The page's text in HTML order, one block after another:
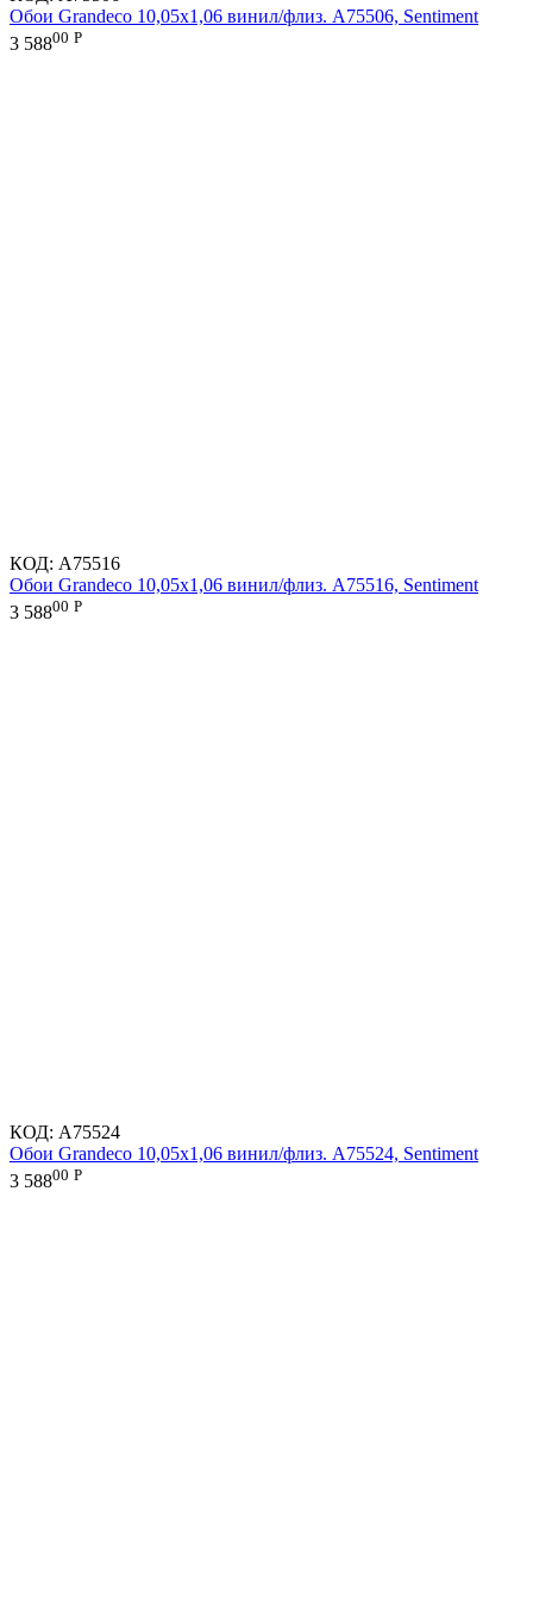
Обои Grandeco 10,05х1,06 винил/флиз. A75506, Sentiment
3 58800 Р
КОД: A75516
Обои Grandeco 10,05х1,06 винил/флиз. A75516, Sentiment
3 58800 Р
КОД: A75524
Обои Grandeco 10,05х1,06 винил/флиз. A75524, Sentiment
3 58800 Р